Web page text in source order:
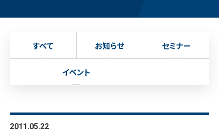
すべて お知らせ セミナー
イベント
2011.05.22